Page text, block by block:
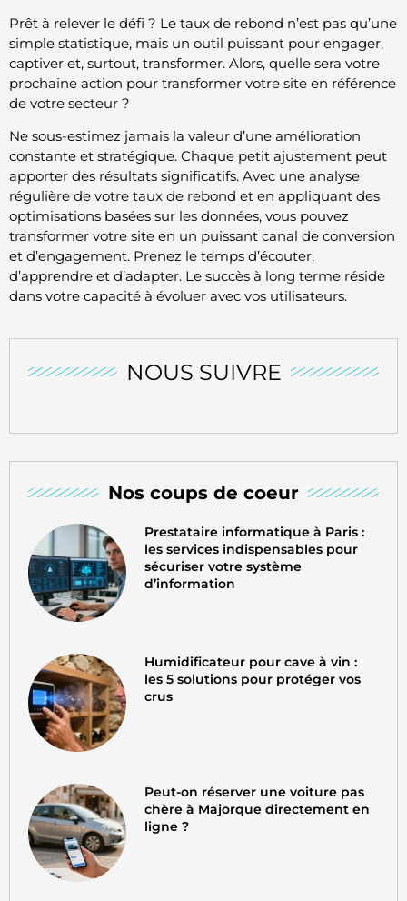
NOUS SUIVRE
Nos coups de coeur
Prestataire informatique à Paris :
les services indispensables pour
sécuriser votre système
d’information
Humidificateur pour cave à vin :
les 5 solutions pour protéger vos
crus
Peut-on réserver une voiture pas
chère à Majorque directement en
ligne ?
Prêt à relever le défi ? Le taux de rebond n’est pas qu’une
simple statistique, mais un outil puissant pour engager,
captiver et, surtout, transformer. Alors, quelle sera votre
prochaine action pour transformer votre site en référence
de votre secteur ?
Ne sous-estimez jamais la valeur d’une amélioration
constante et stratégique. Chaque petit ajustement peut
apporter des résultats significatifs. Avec une analyse
régulière de votre taux de rebond et en appliquant des
optimisations basées sur les données, vous pouvez
transformer votre site en un puissant canal de conversion
et d’engagement. Prenez le temps d’écouter,
d’apprendre et d’adapter. Le succès à long terme réside
dans votre capacité à évoluer avec vos utilisateurs.